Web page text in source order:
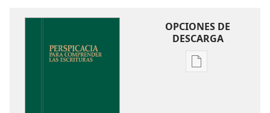
OPCIONES DE
DESCARGA
Opciones